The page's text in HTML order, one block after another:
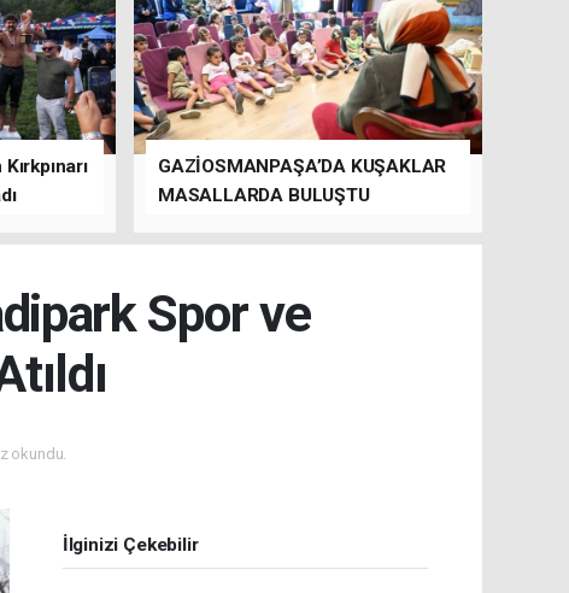
GAZİOSMANPAŞA’DA KUŞAKLAR
MASALLARDA BULUŞTU
Spor ve
okundu.
İlginizi Çekebilir